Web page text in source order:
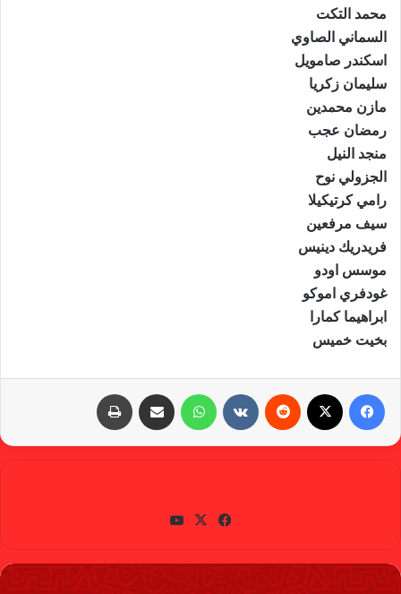
محمد التكت
السماني الصاوي
اسكندر صامويل
سليمان زكريا
مازن محمدين
رمضان عجب
منجد النيل
الجزولي نوح
رامي كرتيكيلا
سيف مرفعين
فريدريك دينيس
موسس اودو
غودفري اموكو
ابراهيما كمارا
بخيت خميس
واتساب
في
وك
X